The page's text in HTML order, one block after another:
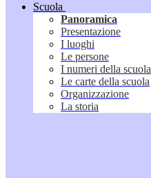
Scuola
Panoramica
Presentazione
I luoghi
Le persone
I numeri della scuola
Le carte della scuola
Organizzazione
La storia